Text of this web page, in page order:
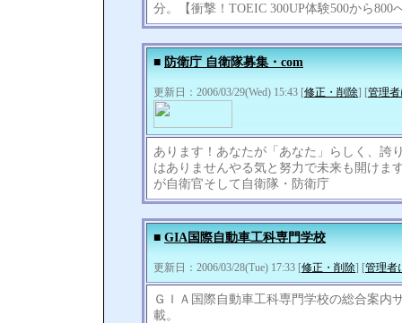
分。【衝撃！TOEIC 300UP体験500から
■ 防衛庁 自衛隊募集・com
更新日：2006/03/29(Wed) 15:43 [修正・削除] [管理
あります！あなたが「あなた」らしく、誇
はありませんやる気と努力で未来も開けま
が自衛官そして自衛隊・防衛庁
■ GIA国際自動車工科専門学校
更新日：2006/03/28(Tue) 17:33 [修正・削除] [管理者
ＧＩＡ国際自動車工科専門学校の総合案内
載。